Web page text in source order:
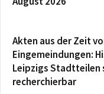
Akten aus der Zeit
Eingemeindungen:
Leipzigs Stadtteilen
recherchierbar